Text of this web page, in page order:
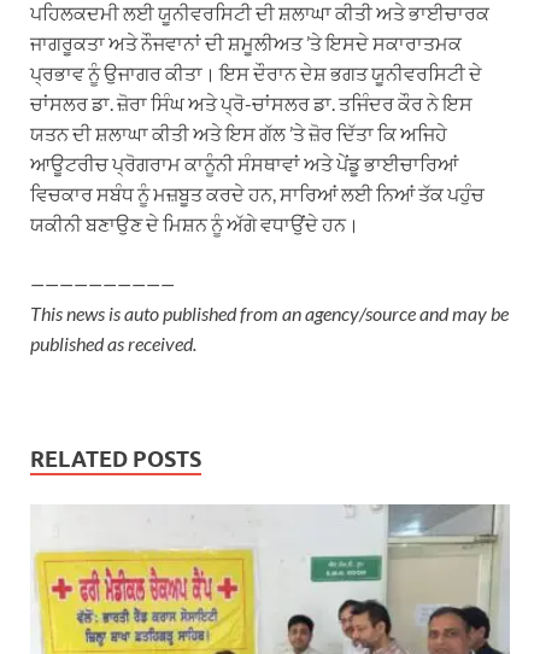
ਪਹਿਲਕਦਮੀ ਲਈ ਯੂਨੀਵਰਸਿਟੀ ਦੀ ਸ਼ਲਾਘਾ ਕੀਤੀ ਅਤੇ ਭਾਈਚਾਰਕ
ਜਾਗਰੂਕਤਾ ਅਤੇ ਨੌਜਵਾਨਾਂ ਦੀ ਸ਼ਮੂਲੀਅਤ ’ਤੇ ਇਸਦੇ ਸਕਾਰਾਤਮਕ
ਪ੍ਰਭਾਵ ਨੂੰ ਉਜਾਗਰ ਕੀਤਾ। ਇਸ ਦੌਰਾਨ ਦੇਸ਼ ਭਗਤ ਯੂਨੀਵਰਸਿਟੀ ਦੇ
ਚਾਂਸਲਰ ਡਾ. ਜ਼ੋਰਾ ਸਿੰਘ ਅਤੇ ਪ੍ਰੋ-ਚਾਂਸਲਰ ਡਾ. ਤਜਿੰਦਰ ਕੌਰ ਨੇ ਇਸ
ਯਤਨ ਦੀ ਸ਼ਲਾਘਾ ਕੀਤੀ ਅਤੇ ਇਸ ਗੱਲ ’ਤੇ ਜ਼ੋਰ ਦਿੱਤਾ ਕਿ ਅਜਿਹੇ
ਆਊਟਰੀਚ ਪ੍ਰੋਗਰਾਮ ਕਾਨੂੰਨੀ ਸੰਸਥਾਵਾਂ ਅਤੇ ਪੇਂਡੂ ਭਾਈਚਾਰਿਆਂ
ਵਿਚਕਾਰ ਸਬੰਧ ਨੂੰ ਮਜ਼ਬੂਤ ਕਰਦੇ ਹਨ, ਸਾਰਿਆਂ ਲਈ ਨਿਆਂ ਤੱਕ ਪਹੁੰਚ
ਯਕੀਨੀ ਬਣਾਉਣ ਦੇ ਮਿਸ਼ਨ ਨੂੰ ਅੱਗੇ ਵਧਾਉਂਦੇ ਹਨ।
——————————
This news is auto published from an agency/source and may be
published as received.
RELATED POSTS